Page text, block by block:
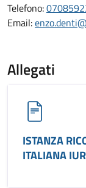
Telefono:
Email:
Allegati
ISTANZA
ITALIANA